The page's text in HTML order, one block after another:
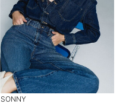
SONNY